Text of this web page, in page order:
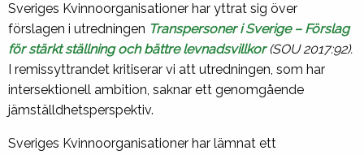
Sveriges Kvinnoorganisationer har yttrat sig över
förslagen i utredningen Transpersoner i Sverige – Förslag
för stärkt ställning och bättre levnadsvillkor (SOU 2017:92).
I remissyttrandet kritiserar vi att utredningen, som har
intersektionell ambition, saknar ett genomgående
jämställdhetsperspektiv.
Sveriges Kvinnoorganisationer har lämnat ett